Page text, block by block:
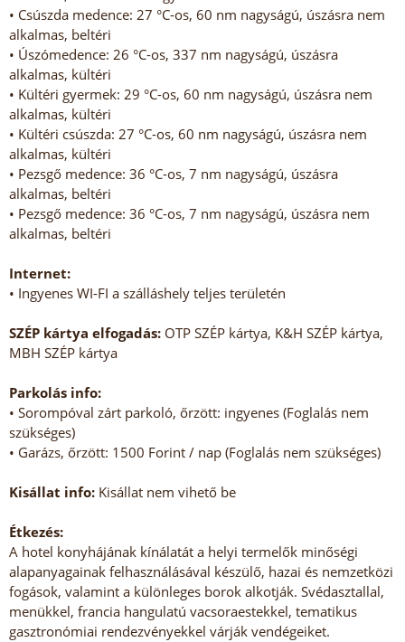
• Csúszda medence: 27 °C-os, 60 nm nagyságú, úszásra nem
alkalmas, beltéri
• Úszómedence: 26 °C-os, 337 nm nagyságú, úszásra
alkalmas, kültéri
• Kültéri gyermek: 29 °C-os, 60 nm nagyságú, úszásra nem
alkalmas, kültéri
• Kültéri csúszda: 27 °C-os, 60 nm nagyságú, úszásra nem
alkalmas, kültéri
• Pezsgő medence: 36 °C-os, 7 nm nagyságú, úszásra
alkalmas, beltéri
• Pezsgő medence: 36 °C-os, 7 nm nagyságú, úszásra nem
alkalmas, beltéri
Internet:
• Ingyenes WI-FI a szálláshely teljes területén
SZÉP kártya elfogadás: OTP SZÉP kártya, K&H SZÉP kártya,
MBH SZÉP kártya
Parkolás info:
• Sorompóval zárt parkoló, őrzött: ingyenes (Foglalás nem
szükséges)
• Garázs, őrzött: 1500 Forint / nap (Foglalás nem szükséges)
Kisállat info: Kisállat nem vihető be
Étkezés:
A hotel konyhájának kínálatát a helyi termelők minőségi
alapanyagainak felhasználásával készülő, hazai és nemzetközi
fogások, valamint a különleges borok alkotják. Svédasztallal,
menükkel, francia hangulatú vacsoraestekkel, tematikus
gasztronómiai rendezvényekkel várják vendégeiket.